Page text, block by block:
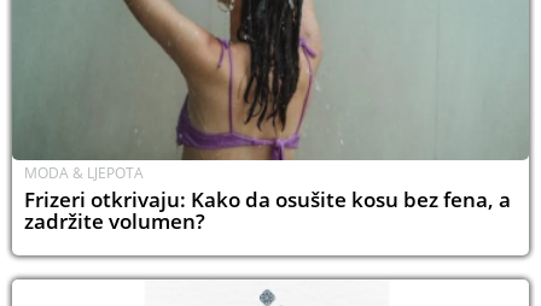
MODA & LJEPOTA
Frizeri otkrivaju: Kako da osušite kosu bez fena, a
zadržite volumen?